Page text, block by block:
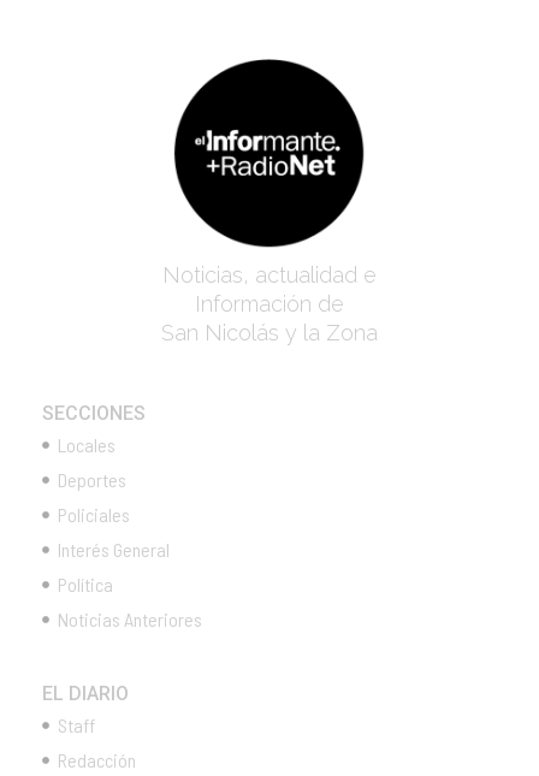
Noticias, actualidad e
Información de
San Nicolás y la Zona
SECCIONES
Locales
Deportes
Policiales
Interés General
Política
Noticias Anteriores
EL DIARIO
Staff
Redacción